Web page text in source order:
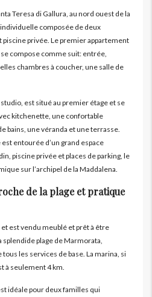
Teresa di Gallura, au nord ouest de la
composée de deux
privée. Le premier appartement
compose comme suit: entrée,
chambres à coucher, une salle de
est situé au premier étage et se
kitchenette, une confortable
bains, une véranda et une terrasse.
entourée d’un grand espace
piscine privée et places de parking, le
sur l’archipel de la Maddalena.
de la plage et pratique
est vendu meublé et prêt à être
plage de Marmorata,
les services de base. La marina, si
à seulement 4 km.
idéale pour deux familles qui